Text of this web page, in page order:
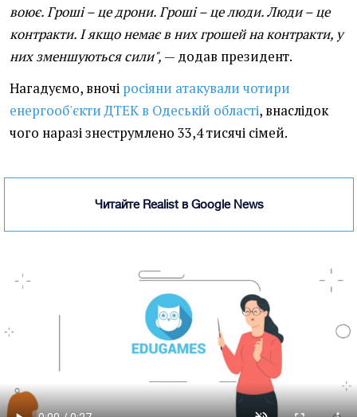
воює. Гроші – це дрони. Гроші – це люди. Люди – це
контракти. І якщо немає в них грошей на контракти, у
них зменшуються сили", — додав президент.
Нагадуємо, вночі росіяни атакували чотири
енергооб'єкти ДТЕК в Одеській області, внаслідок
чого наразі знеструмлено 33,4 тисячі сімей.
Читайте Realist в Google News